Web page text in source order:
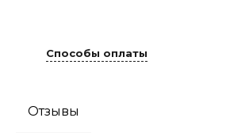
Способы оплаты
Отзывы